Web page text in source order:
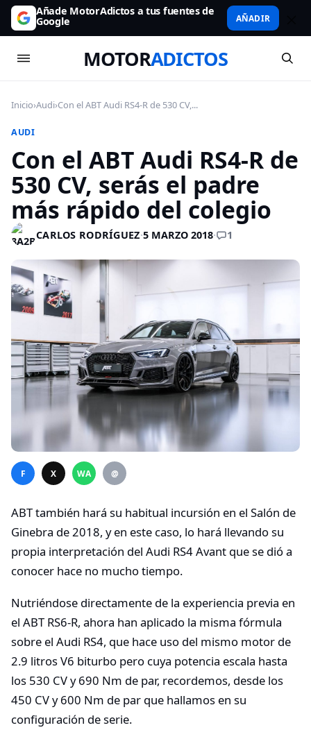
Añade MotorAdictos a tus fuentes de
Google AÑADIR
MOTORADICTOS
Inicio›Audi›Con el ABT Audi RS4-R de 530 CV,...
AUDI
Con el ABT Audi RS4-R de
530 CV, serás el padre
más rápido del colegio
CARLOS RODRÍGUEZ·5 MARZO 2018· 1
F X WA @
ABT también hará su habitual incursión en el Salón de
Ginebra de 2018, y en este caso, lo hará llevando su
propia interpretación del Audi RS4 Avant que se dió a
conocer hace no mucho tiempo.
Nutriéndose directamente de la experiencia previa en
el ABT RS6-R, ahora han aplicado la misma fórmula
sobre el Audi RS4, que hace uso del mismo motor de
2.9 litros V6 biturbo pero cuya potencia escala hasta
los 530 CV y 690 Nm de par, recordemos, desde los
450 CV y 600 Nm de par que hallamos en su
configuración de serie.